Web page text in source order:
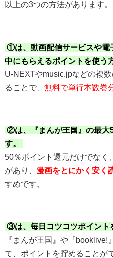
以上の3つの方法があります。
①は、動画配信サービスや電
中にもらえるポイントを使う
U-NEXTやmusic.jpなどの複
ることで、 無料で単行本数巻
②は、『まんが王国』の最大
す。
50％ポイント還元だけでなく
があり、 漫画をとにかく安く
すめです。
③は、毎日コツコツポイント
『まんが王国』や『booklive!
て、ポイントを貯めることが